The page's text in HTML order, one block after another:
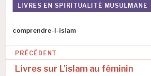
d'Ibn Qudâma Al Maqdissi
LIVRES EN SPIRITUALITÉ MUSULMANE
Auteur
comprendre-l-islam
NPRÉCÉDENT
Livres sur L’islam au féminin